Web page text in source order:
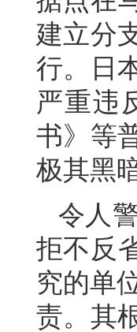
建立分
行。日
严重违
书》等
极其黑
令人
拒不反
究的单
责。其